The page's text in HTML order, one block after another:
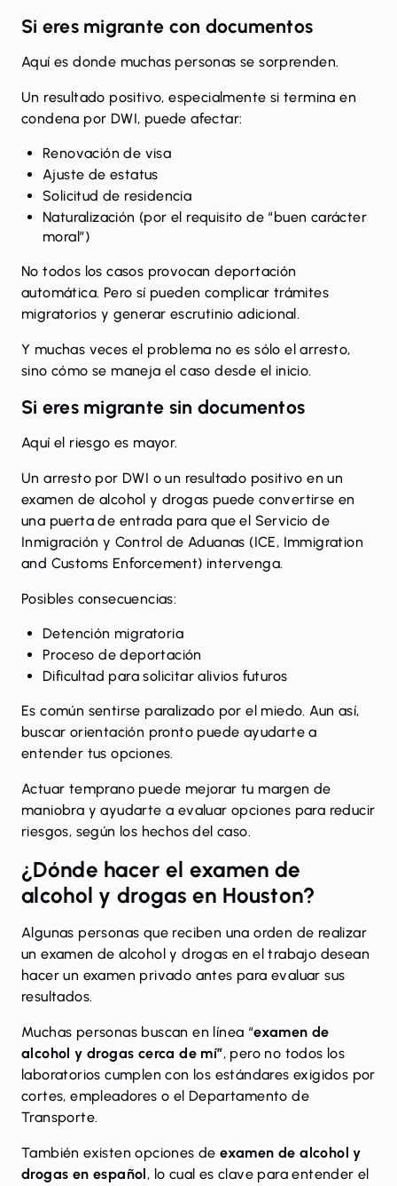
Si eres migrante con documentos
Aquí es donde muchas personas se sorprenden.
Un resultado positivo, especialmente si termina en
condena por DWI, puede afectar:
Renovación de visa
Ajuste de estatus
Solicitud de residencia
Naturalización (por el requisito de “buen carácter
moral”)
No todos los casos provocan deportación
automática. Pero sí pueden complicar trámites
migratorios y generar escrutinio adicional.
Y muchas veces el problema no es sólo el arresto,
sino cómo se maneja el caso desde el inicio.
Si eres migrante sin documentos
Aquí el riesgo es mayor.
Un arresto por DWI o un resultado positivo en un
examen de alcohol y drogas puede convertirse en
una puerta de entrada para que el Servicio de
Inmigración y Control de Aduanas (ICE, Immigration
and Customs Enforcement) intervenga.
Posibles consecuencias:
Detención migratoria
Proceso de deportación
Dificultad para solicitar alivios futuros
Es común sentirse paralizado por el miedo. Aun así,
buscar orientación pronto puede ayudarte a
entender tus opciones.
Actuar temprano puede mejorar tu margen de
maniobra y ayudarte a evaluar opciones para reducir
riesgos, según los hechos del caso.
¿Dónde hacer el examen de
alcohol y drogas en Houston?
Algunas personas que reciben una orden de realizar
un examen de alcohol y drogas en el trabajo desean
hacer un examen privado antes para evaluar sus
resultados.
Muchas personas buscan en línea “examen de
alcohol y drogas cerca de mí”, pero no todos los
laboratorios cumplen con los estándares exigidos por
cortes, empleadores o el Departamento de
Transporte.
También existen opciones deexamen de alcohol y
drogas en español , lo cual es clave para entender el